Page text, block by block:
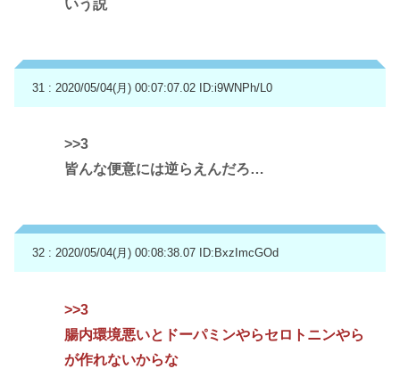
いう説
31 : 2020/05/04(月) 00:07:07.02 ID:i9WNPh/L0
>>3
皆んな便意には逆らえんだろ…
32 : 2020/05/04(月) 00:08:38.07 ID:BxzImcGOd
>>3
腸内環境悪いとドーパミンやらセロトニンやら
が作れないからな